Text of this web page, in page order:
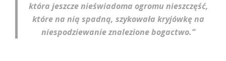
która jeszcze nieświadoma ogromu nieszczęść,
które na nią spadną, szykowała kryjówkę na
niespodziewanie znalezione bogactwo.”